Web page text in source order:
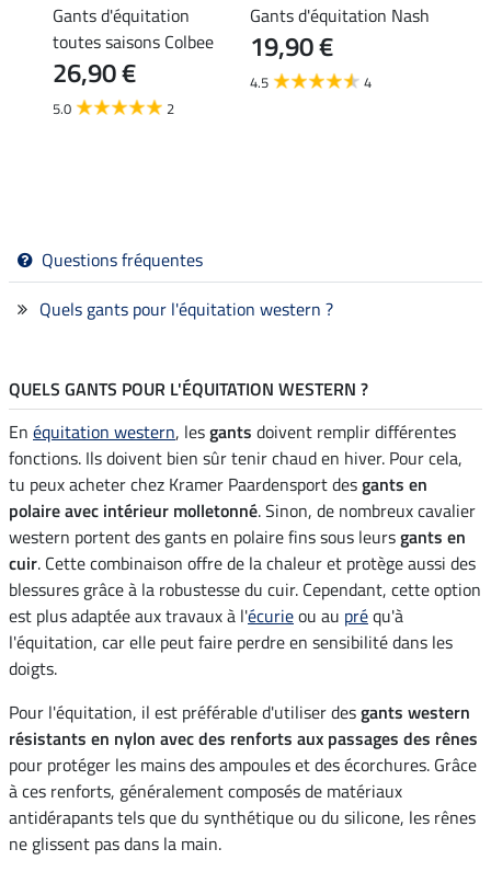
Gants d'équitation
toutes saisons Colbee
26,90 €
5.0 2
Gants d'équitation Nash
19,90 €
4.5 4
Questions fréquentes
Quels gants pour l'équitation western ?
QUELS GANTS POUR L'ÉQUITATION WESTERN ?
En équitation western, lesgants doivent remplir différentes
fonctions. Ils doivent bien sûr tenir chaud en hiver. Pour cela,
tu peux acheter chez Kramer Paardensport desgants en
polaire avec intérieur molletonné. Sinon, de nombreux cavalier
western portent des gants en polaire fins sous leursgants en
cuir. Cette combinaison offre de la chaleur et protège aussi des
blessures grâce à la robustesse du cuir. Cependant, cette option
est plus adaptée aux travaux à l'écurieou au préqu'à
l'équitation, car elle peut faire perdre en sensibilité dans les
doigts.
Pour l'équitation, il est préférable d'utiliser desgants western
résistants en nylon avec des renforts aux passages des rênes
pour protéger les mains des ampoules et des écorchures. Grâce
à ces renforts, généralement composés de matériaux
antidérapants tels que du synthétique ou du silicone, les rênes
ne glissent pas dans la main.